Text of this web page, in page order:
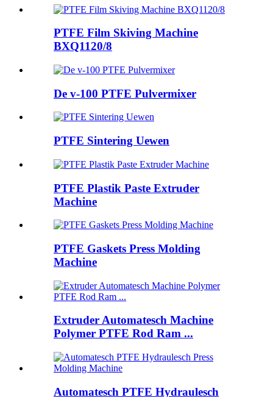
PTFE Film Skiving Machine
BXQ1120/8
De v-100 PTFE Pulvermixer
PTFE Sintering Uewen
PTFE Plastik Paste Extruder
Machine
PTFE Gaskets Press Molding
Machine
Extruder Automatesch Machine
Polymer PTFE Rod Ram ...
Automatesch PTFE Hydraulesch